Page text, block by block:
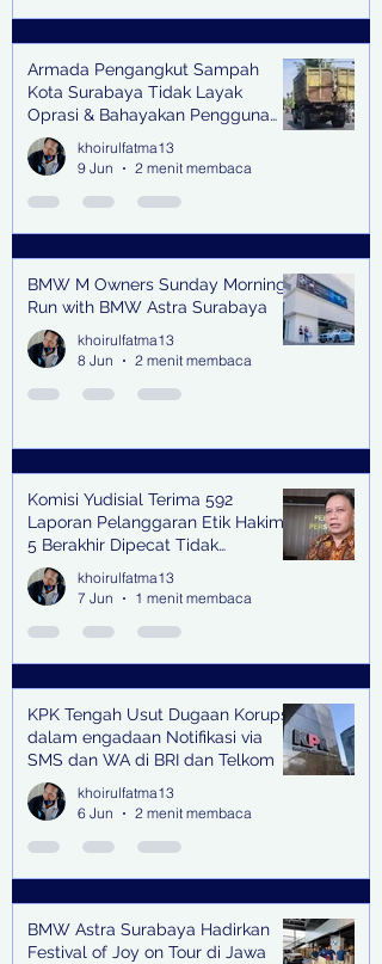
Armada Pengangkut Sampah
Kota Surabaya Tidak Layak
Oprasi & Bahayakan Pengguna
Jalan
khoirulfatma13
9 Jun
2 menit membaca
BMW M Owners Sunday Morning
Run with BMW Astra Surabaya
khoirulfatma13
8 Jun
2 menit membaca
Komisi Yudisial Terima 592
Laporan Pelanggaran Etik Hakim,
5 Berakhir Dipecat Tidak
Terhormat
khoirulfatma13
7 Jun
1 menit membaca
KPK Tengah Usut Dugaan Korupsi
dalam engadaan Notifikasi via
SMS dan WA di BRI dan Telkom
khoirulfatma13
6 Jun
2 menit membaca
BMW Astra Surabaya Hadirkan
Festival of Joy on Tour di Jawa